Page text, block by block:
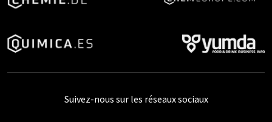
Suivez-nous sur les réseaux sociaux